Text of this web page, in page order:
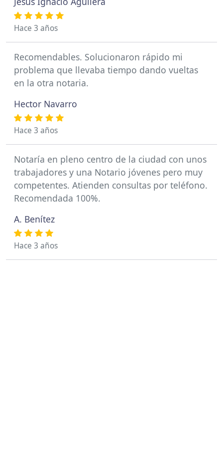
Hace 3 años
Recomendables. Solucionaron rápido mi
problema que llevaba tiempo dando vueltas
en la otra notaria.
Hector Navarro
Hace 3 años
Notaría en pleno centro de la ciudad con unos
trabajadores y una Notario jóvenes pero muy
competentes. Atienden consultas por teléfono.
Recomendada 100%.
A. Benítez
Hace 3 años